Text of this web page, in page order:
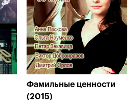
Фамильные ценности
(2015)